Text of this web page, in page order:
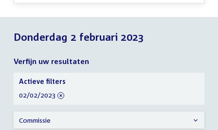
Donderdag 2 februari 2023
Verfijn uw resultaten
Verfijn
uw
resultaten
Actieve filters
verwijder
02/02/2023
Commissie